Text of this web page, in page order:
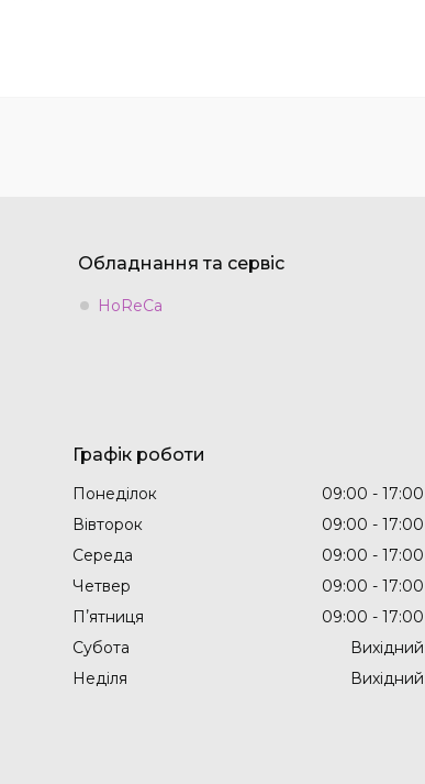
Обладнання та сервіс
HoReCa
Графік роботи
Понеділок 09:00
17:00
Вівторок
09:00
17:00
Середа
09:00
17:00
Четвер
09:00
17:00
Пʼятниця
09:00
17:00
Субота
Вихідний
Неділя
Вихідний